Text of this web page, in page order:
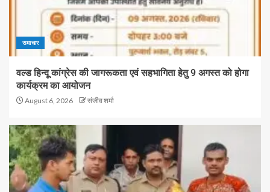
समाचार
वल्ड हिन्दू कांग्रेस की जागरूकता एवं सहभागिता हेतु 9 अगस्त को होगा
कार्यक्रम का आयोजन
August 6, 2026 संजीव शर्मा